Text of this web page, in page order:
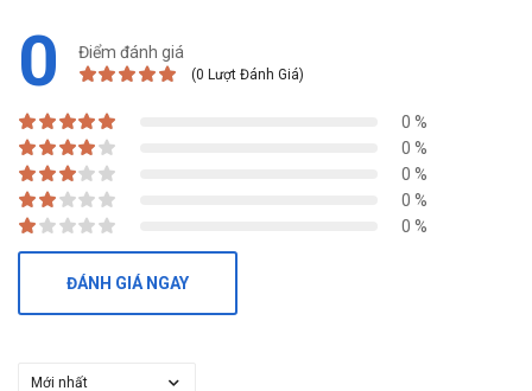
0 Điểm đánh giá
(0 Lượt Đánh Giá)
0 %
0 %
0 %
0 %
0 %
ĐÁNH GIÁ NGAY